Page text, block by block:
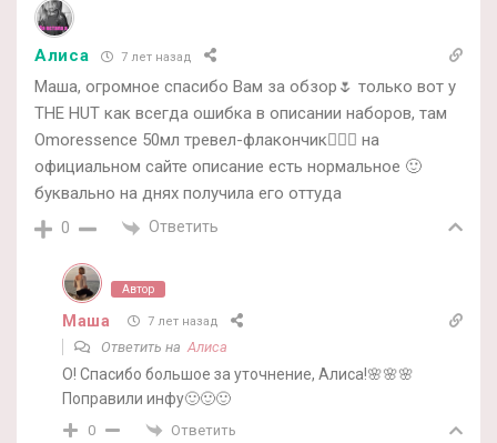
Алиса 7 лет назад
Маша, огромное спасибо Вам за обзор🌷 только вот у
THE HUT как всегда ошибка в описании наборов, там
Omoressence 50мл тревел-флакончик🤷🏼‍♀️ на
официальном сайте описание есть нормальное 🙂
буквально на днях получила его оттуда
0 Ответить
Автор
Маша 7 лет назад
Ответить на Алиса
О! Спасибо большое за уточнение, Алиса!🌸🌸🌸
Поправили инфу🙂🙂🙂
0 Ответить